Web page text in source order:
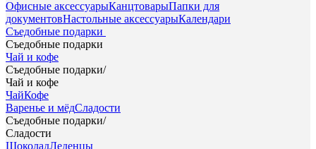
Офисные аксессуарыКанцтоварыПапки для
документовНастольные аксессуарыКалендари
Съедобные подарки
Съедобные подарки
Чай и кофе
Съедобные подарки/
Чай и кофе
ЧайКофе
Варенье и мёдСладости
Съедобные подарки/
Сладости
ШоколадЛеденцы